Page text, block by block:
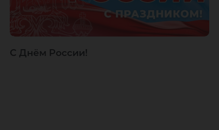
С Днём России!